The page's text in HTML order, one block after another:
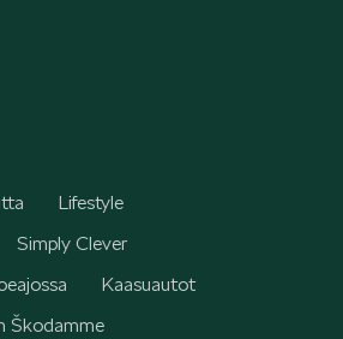
Lifestyle
Simply Clever
Kaasuautot
Škodamme